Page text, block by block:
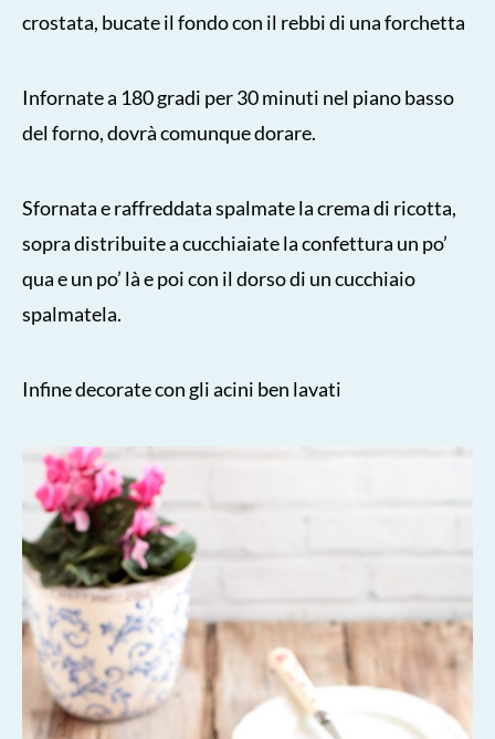
crostata, bucate il fondo con il rebbi di una forchetta
Infornate a 180 gradi per 30 minuti nel piano basso
del forno, dovrà comunque dorare.
Sfornata e raffreddata spalmate la crema di ricotta,
sopra distribuite a cucchiaiate la confettura un po’
qua e un po’ là e poi con il dorso di un cucchiaio
spalmatela.
Infinedecorate con gli acini ben lavati